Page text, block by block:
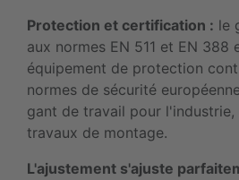
Protection et certification : le
aux normes EN 511 et EN 388
équipement de protection
normes de sécurité
gant de travail pour
travaux de montage.
L'ajustement s'ajuste